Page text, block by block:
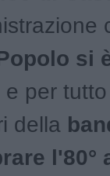
si
per
della
l'80°